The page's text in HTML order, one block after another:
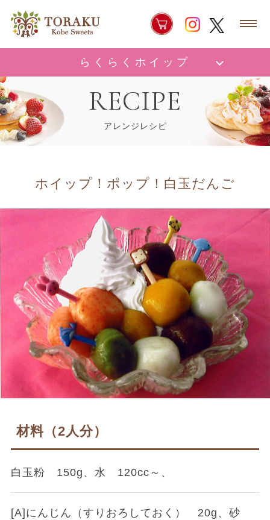
らくらくホイップ
RECIPE
アレンジレシピ
ホイップ！ポップ！白玉だんご
材料（2人分）
白玉粉 150g、水 120cc～、
[A]にんじん（すりおろしておく） 20g、砂